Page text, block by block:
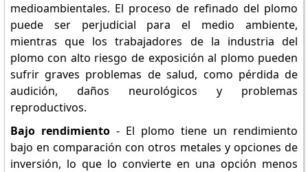
medioambientales. El proceso de refinado del plomo
puede ser perjudicial para el medio ambiente,
mientras que los trabajadores de la industria del
plomo con alto riesgo de exposición al plomo pueden
sufrir graves problemas de salud, como pérdida de
audición, daños neurológicos y problemas
reproductivos.
Bajo rendimiento- El plomo tiene un rendimiento
bajo en comparación con otros metales y opciones de
inversión, lo que lo convierte en una opción menos